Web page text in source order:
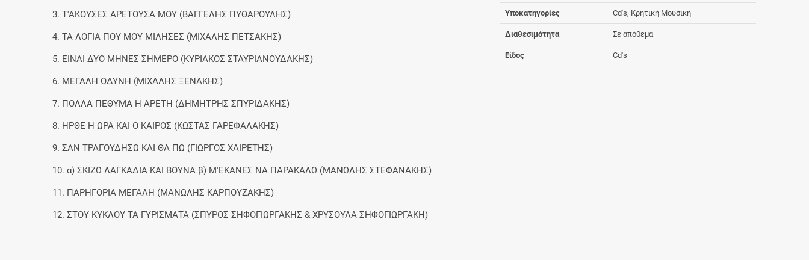
3. Τ'ΑΚΟΥΣΕΣ ΑΡΕΤΟΥΣΑ ΜΟΥ (ΒΑΓΓΕΛΗΣ ΠΥΘΑΡΟΥΛΗΣ)
4. ΤΑ ΛΟΓΙΑ ΠΟΥ ΜΟΥ ΜΙΛΗΣΕΣ (ΜΙΧΑΛΗΣ ΠΕΤΣΑΚΗΣ)
5. ΕΙΝΑΙ ΔΥΟ ΜΗΝΕΣ ΣΗΜΕΡΟ (ΚΥΡΙΑΚΟΣ ΣΤΑΥΡΙΑΝΟΥΔΑΚΗΣ)
6. ΜΕΓΑΛΗ ΟΔΥΝΗ (ΜΙΧΑΛΗΣ ΞΕΝΑΚΗΣ)
7. ΠΟΛΛΑ ΠΕΘΥΜΑ Η ΑΡΕΤΗ (ΔΗΜΗΤΡΗΣ ΣΠΥΡΙΔΑΚΗΣ)
8. ΗΡΘΕ Η ΩΡΑ ΚΑΙ Ο ΚΑΙΡΟΣ (ΚΩΣΤΑΣ ΓΑΡΕΦΑΛΑΚΗΣ)
9. ΣΑΝ ΤΡΑΓΟΥΔΗΣΩ ΚΑΙ ΘΑ ΠΩ (ΓΙΩΡΓΟΣ ΧΑΙΡΕΤΗΣ)
10. α) ΣΚΙΖΩ ΛΑΓΚΑΔΙΑ ΚΑΙ ΒΟΥΝΑ β) Μ'ΕΚΑΝΕΣ ΝΑ ΠΑΡΑΚΑΛΩ (ΜΑΝΩΛΗΣ ΣΤΕΦΑΝΑΚΗΣ)
11. ΠΑΡΗΓΟΡΙΑ ΜΕΓΑΛΗ (ΜΑΝΩΛΗΣ ΚΑΡΠΟΥΖΑΚΗΣ)
12. ΣΤΟΥ ΚΥΚΛΟΥ ΤΑ ΓΥΡΙΣΜΑΤΑ (ΣΠΥΡΟΣ ΣΗΦΟΓΙΩΡΓΑΚΗΣ & ΧΡΥΣΟΥΛΑ ΣΗΦΟΓΙΩΡΓΑΚΗ)
Υποκατηγορίες Cd's, Κρητική Μουσική
Διαθεσιμότητα Σε απόθεμα
Είδος Cd's